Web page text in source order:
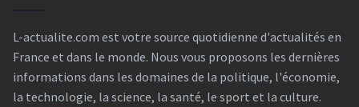
L-actualite.com est votre source quotidienne d'actualités en
France et dans le monde. Nous vous proposons les dernières
informations dans les domaines de la politique, l'économie,
la technologie, la science, la santé, le sport et la culture.